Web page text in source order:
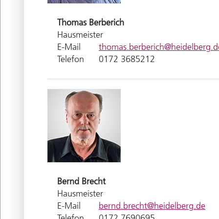
Thomas Berberich
Hausmeister
E-Mail
Telefon
0172 3685212
Bernd Brecht
Hausmeister
E-Mail
bernd.brecht@heidelberg.de